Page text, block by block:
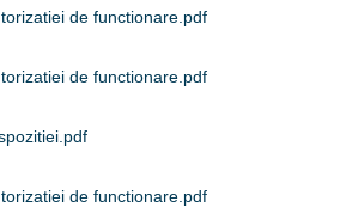
de functionare.pdf
de functionare.pdf
de functionare.pdf